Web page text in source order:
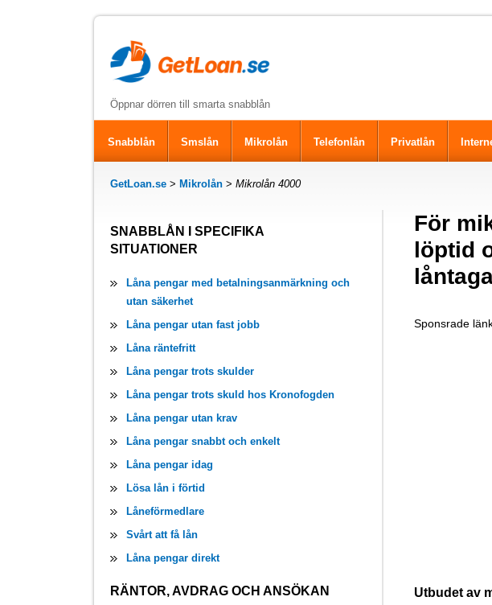
Öppnar dörren till smarta snabblån
Snabblån Smslån Mikrolån Telefonlån Privatlån
GetLoan.se > Mikrolån > Mikrolån 4000
För
löptid
Sponsrade
Utbudet av
SNABBLÅN I SPECIFIKA
SITUATIONER
Låna pengar med betalningsanmärkning och
utan säkerhet
Låna pengar utan fast jobb
Låna räntefritt
Låna pengar trots skulder
Låna pengar trots skuld hos Kronofogden
Låna pengar utan krav
Låna pengar snabbt och enkelt
Låna pengar idag
Lösa lån i förtid
Låneförmedlare
Svårt att få lån
Låna pengar direkt
RÄNTOR, AVDRAG OCH ANSÖKAN